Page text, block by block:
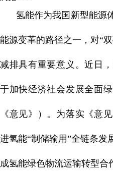
氢能作为我国新型能源
能源变革的路径之一，对“
减排具有重要意义。近日
于加快经济社会发展全面
《意见》）。为落实《意
进氢能“制储输用”全链条发
成氢能绿色物流运输转型合